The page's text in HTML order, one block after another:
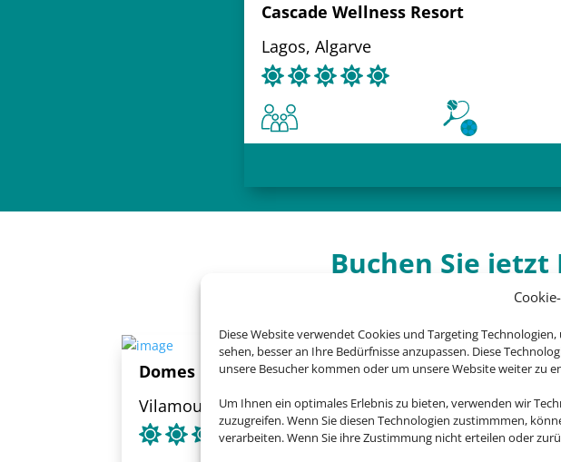
Diese Website verwendet Cookies und Targeting
sehen, besser an Ihre Bedürfnisse anzupassen. Diese
unsere Besucher kommen oder um unsere Website weiter zu
Um Ihnen ein optimales Erlebnis zu bieten, verwenden wir
zuzugreifen. Wenn Sie diesen Technologien zustimmmen,
verarbeiten. Wenn Sie ihre Zustimmung nicht erteilen oder
Cascade Wellness Resort
Lagos, Algarve
Buchen Sie
Domes Lake Algarve
Vilamoura, Algarve
Quinta
Olhão,